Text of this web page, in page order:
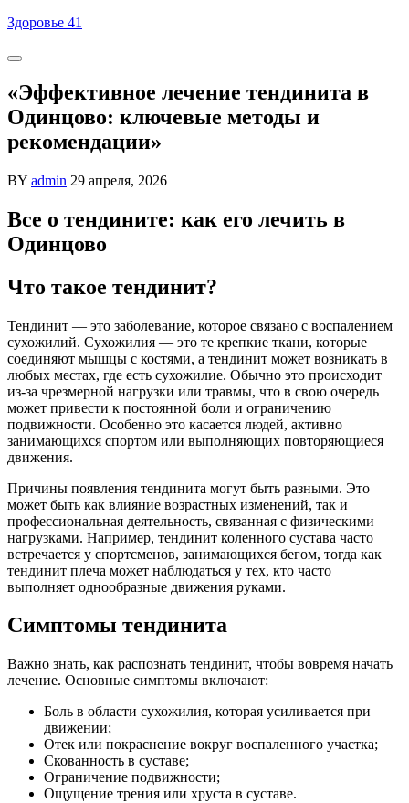
Skip
content
Здоровье 41
«Эффективное лечение тендинита в
Одинцово: ключевые методы и
рекомендации»
BY admin 29 апреля, 2026
Все о тендините: как его лечить в
Одинцово
Что такое тендинит?
Тендинит — это заболевание, которое связано с воспалением
сухожилий. Сухожилия — это те крепкие ткани, которые
соединяют мышцы с костями, а тендинит может возникать в
любых местах, где есть сухожилие. Обычно это происходит
из-за чрезмерной нагрузки или травмы, что в свою очередь
может привести к постоянной боли и ограничению
подвижности. Особенно это касается людей, активно
занимающихся спортом или выполняющих повторяющиеся
движения.
Причины появления тендинита могут быть разными. Это
может быть как влияние возрастных изменений, так и
профессиональная деятельность, связанная с физическими
нагрузками. Например, тендинит коленного сустава часто
встречается у спортсменов, занимающихся бегом, тогда как
тендинит плеча может наблюдаться у тех, кто часто
выполняет однообразные движения руками.
Симптомы тендинита
Важно знать, как распознать тендинит, чтобы вовремя начать
лечение. Основные симптомы включают:
Боль в области сухожилия, которая усиливается при
движении;
Отек или покраснение вокруг воспаленного участка;
Скованность в суставе;
Ограничение подвижности;
Ощущение трения или хруста в суставе.